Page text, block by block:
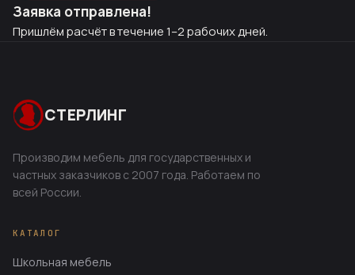
Заявка отправлена!
Пришлём расчёт в течение 1–2 рабочих дней.
СТЕРЛИНГ
Производим мебель для государственных и
частных заказчиков с 2007 года. Работаем по
всей России.
КАТАЛОГ
Школьная мебель